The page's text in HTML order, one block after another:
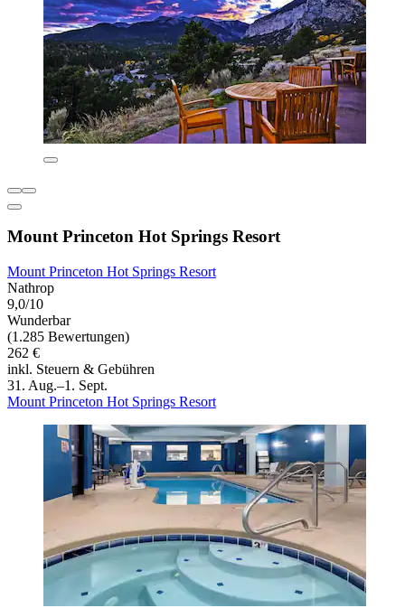
Mount Princeton Hot Springs Resort
Mount Princeton Hot Springs Resort
Nathrop
9,0/10
Wunderbar
(1.285 Bewertungen)
262 €
inkl. Steuern & Gebühren
31. Aug.–1. Sept.
Mount Princeton Hot Springs Resort